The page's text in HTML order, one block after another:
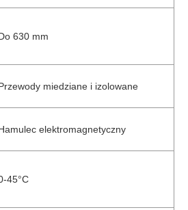
630 mm
miedziane i izolowane
elektromagnetyczny
45°C